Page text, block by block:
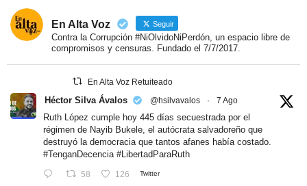
En Alta Voz Seguir
Contra la Corrupción #NiOlvidoNiPerdón, un espacio libre de
compromisos y censuras. Fundado el 7/7/2017.
En Alta Voz Retuiteado
Héctor Silva Ávalos @hsilvavalos · 7 Ago
Ruth López cumple hoy 445 días secuestrada por el
régimen de Nayib Bukele, el autócrata salvadoreño que
destruyó la democracia que tantos afanes había costado.
#TenganDecencia #LibertadParaRuth
58 126 Twitter